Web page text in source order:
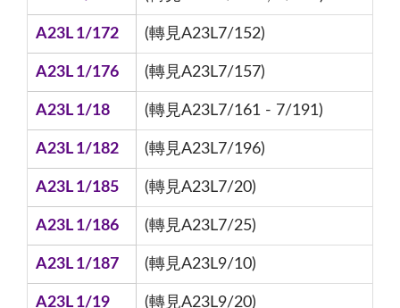
A23L 1/172 (轉見A23L7/152)
A23L 1/176 (轉見A23L7/157)
A23L 1/18 (轉見A23L7/161 - 7/191)
A23L 1/182 (轉見A23L7/196)
A23L 1/185 (轉見A23L7/20)
A23L 1/186 (轉見A23L7/25)
A23L 1/187 (轉見A23L9/10)
A23L 1/19 (轉見A23L9/20)